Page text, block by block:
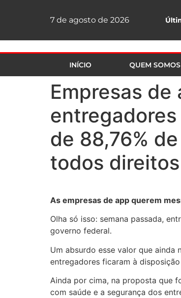
7 de agosto de 2026
INÍCIO QUEM SOMOS
Empresas
de 88,76%
todos
As empresas de app querem
Olha só isso: semana passada,
governo federal.
Um absurdo esse valor que ainda
entregadores ficaram à
Ainda por cima, na proposta que
com saúde e a segurança dos